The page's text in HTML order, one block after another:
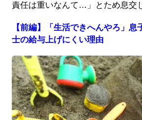
責任は重いなんて…」とため息交
【前編】「生活できへんやろ」
士の給与上げにくい理由